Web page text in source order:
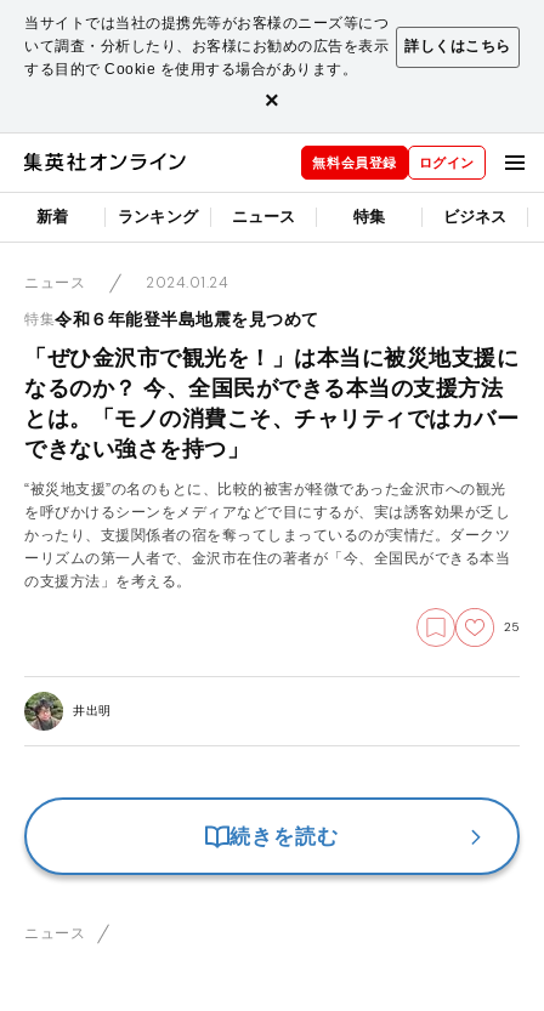
当サイトでは当社の提携先等がお客様のニーズ等につ
いて調査・分析したり、お客様にお勧めの広告を表示
する目的で Cookie を使用する場合があります。
詳しくはこちら
×
無料会員登録 ログイン
新着 ランキング ニュース 特集 ビジネス
ニュース 2024.01.24
特集令和６年能登半島地震を見つめて
「ぜひ金沢市で観光を！」は本当に被災地支援に
なるのか？ 今、全国民ができる本当の支援方法
とは。「モノの消費こそ、チャリティではカバー
できない強さを持つ」
“被災地支援”の名のもとに、比較的被害が軽微であった金沢市への観光
を呼びかけるシーンをメディアなどで目にするが、実は誘客効果が乏し
かったり、支援関係者の宿を奪ってしまっているのが実情だ。ダークツ
ーリズムの第一人者で、金沢市在住の著者が「今、全国民ができる本当
の支援方法」を考える。
25
井出明
続きを読む
ニュース